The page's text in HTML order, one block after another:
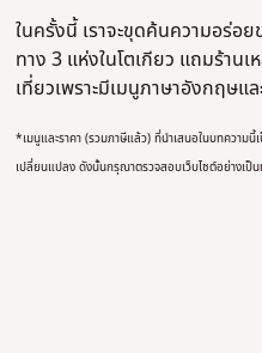
ในครั้งนี้ เราจะขุดค้นความอร่อย
ทาง 3 แห่งในโตเกียว แถมร้าน
เที่ยวเพราะมีเมนูภาษาอังกฤษแ
*เมนูและราคา (รวมภาษีแล้ว) ที่นำเสนอในบทควา
เปลี่ยนแปลง ดังนั้นกรุณาตรวจสอบเว็บไซต์อย่างเป็น